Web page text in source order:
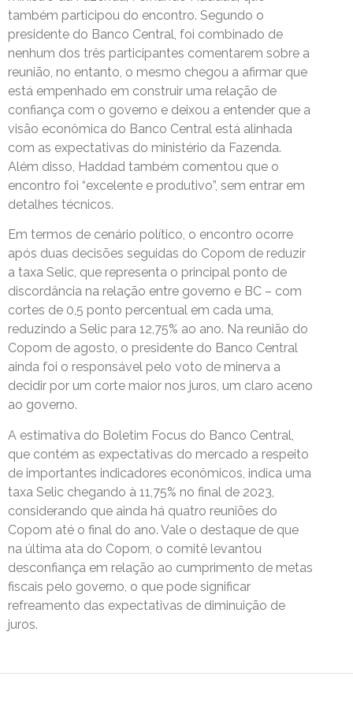
também participou do encontro. Segundo o
presidente do Banco Central, foi combinado de
nenhum dos três participantes comentarem sobre a
reunião, no entanto, o mesmo chegou a afirmar que
está empenhado em construir uma relação de
confiança com o governo e deixou a entender que a
visão econômica do Banco Central está alinhada
com as expectativas do ministério da Fazenda.
Além disso, Haddad também comentou que o
encontro foi “excelente e produtivo”, sem entrar em
detalhes técnicos.
Em termos de cenário político, o encontro ocorre
após duas decisões seguidas do Copom de reduzir
a taxa Selic, que representa o principal ponto de
discordância na relação entre governo e BC – com
cortes de 0,5 ponto percentual em cada uma,
reduzindo a Selic para 12,75% ao ano. Na reunião do
Copom de agosto, o presidente do Banco Central
ainda foi o responsável pelo voto de minerva a
decidir por um corte maior nos juros, um claro aceno
ao governo.
A estimativa do Boletim Focus do Banco Central,
que contém as expectativas do mercado a respeito
de importantes indicadores econômicos, indica uma
taxa Selic chegando à 11,75% no final de 2023,
considerando que ainda há quatro reuniões do
Copom até o final do ano. Vale o destaque de que
na última ata do Copom, o comitê levantou
desconfiança em relação ao cumprimento de metas
fiscais pelo governo, o que pode significar
refreamento das expectativas de diminuição de
juros.